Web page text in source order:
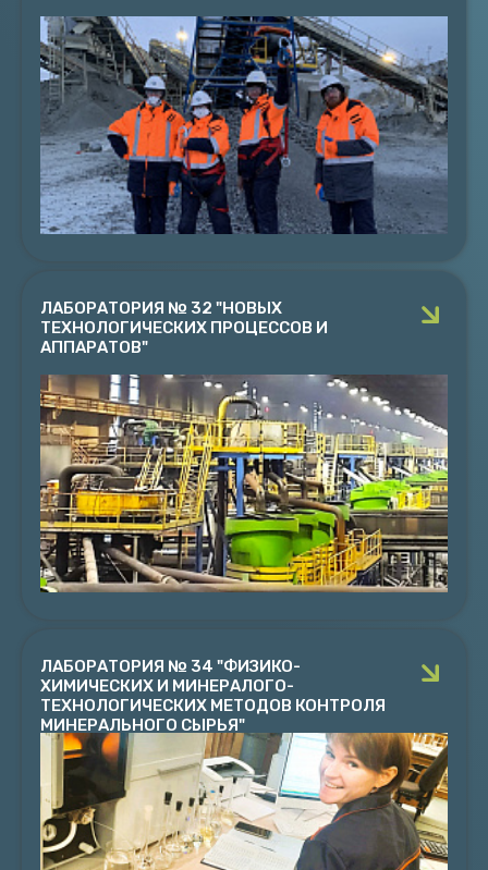
ЛАБОРАТОРИЯ № 31 "ПРЕДКОНЦЕНТРАЦИИ И
РУДОПОДГОТОВКИ МИНЕРАЛЬНОГО СЫРЬЯ"
Руководитель к.т.н. Шибаева Д.Н.
Исследования обогатимости различных типов руд с
применением гравитационных, магнитных и
радиометрических методов обогащения
ПОДРОБНЕЕ
ЛАБОРАТОРИЯ № 32 "НОВЫХ
ТЕХНОЛОГИЧЕСКИХ ПРОЦЕССОВ И
АППАРАТОВ"
ЛАБОРАТОРИЯ № 32 "НОВЫХ
ТЕХНОЛОГИЧЕСКИХ ПРОЦЕССОВ И АППАРАТОВ"
Руководитель к.т.н. Фомин А.В.
Выполняются исследования по разработке
эффективных технологий обогащения минерального
сырья, разработка регламентов и сопровождение
проектов
ПОДРОБНЕЕ
ЛАБОРАТОРИЯ № 34 "ФИЗИКО-
ХИМИЧЕСКИХ И МИНЕРАЛОГО-
ТЕХНОЛОГИЧЕСКИХ МЕТОДОВ КОНТРОЛЯ
МИНЕРАЛЬНОГО СЫРЬЯ"
ЛАБОРАТОРИЯ № 34 "ФИЗИКО-ХИМИЧЕСКИХ И
МИНЕРАЛОГО-ТЕХНОЛОГИЧЕСКИХ МЕТОДОВ
КОНТРОЛЯ МИНЕРАЛЬНОГО СЫРЬЯ"
Заведующий лабораторией к.т.н. Гусак С.А.
Минералого-технологический и химико-
аналитический контроль минерального сырья при
выполнении исследований по комплексному
обогащению руд